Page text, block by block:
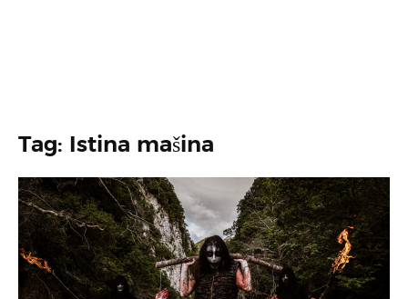
Tag: Istina mašina